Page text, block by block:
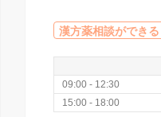
漢方薬相談ができる
09:00 - 12:30
15:00 - 18:00